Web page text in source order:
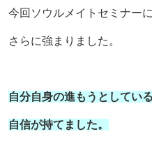
今回ソウルメイトセミナー
さらに強まりました。
自分自身の進もうとしてい
自信が持てました。